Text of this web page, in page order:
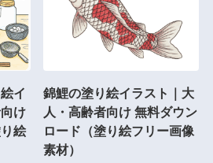
イ
け
絵
錦鯉の塗り絵イラスト｜大
人・高齢者向け 無料ダウン
ロード（塗り絵フリー画像
素材）